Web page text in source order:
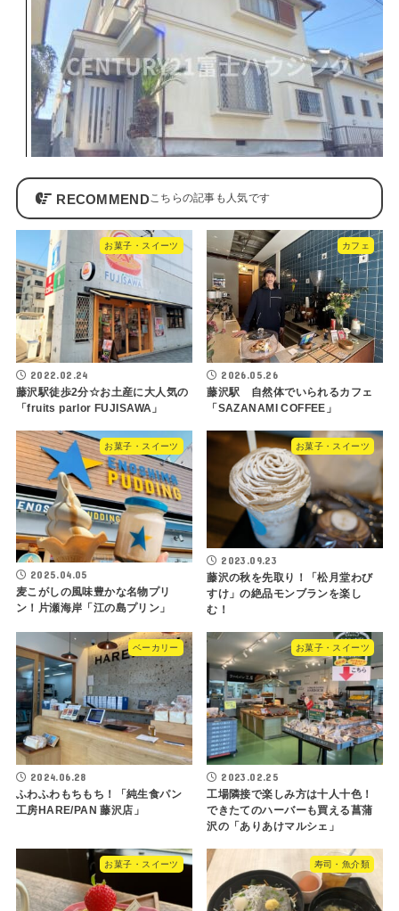
RECOMMEND
お菓子・スイーツ
2022.02.24
藤沢駅徒歩2分☆お土産に大人気の
「fruits parlor FUJISAWA」
カフェ
2026.05.26
藤沢駅 自然体でいられるカフェ
「SAZANAMI COFFEE」
お菓子・スイーツ
2025.04.05
麦こがしの風味豊かな名物プリ
ン！片瀬海岸「江の島プリン」
お菓子・スイーツ
2023.09.23
藤沢の秋を先取り！「松月堂わび
すけ」の絶品モンブランを楽し
む！
ベーカリー
2024.06.28
ふわふわもちもち！「純生食パン
工房HARE/PAN 藤沢店」
お菓子・スイーツ
2023.02.25
工場隣接で楽しみ方は十人十色！
できたてのハーバーも買える菖蒲
沢の「ありあけマルシェ」
お菓子・スイーツ 寿司・魚介類